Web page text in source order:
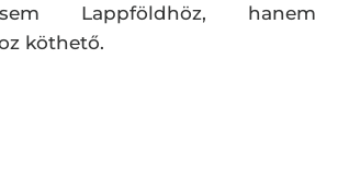
Lappföldhöz, hanem
köthető.